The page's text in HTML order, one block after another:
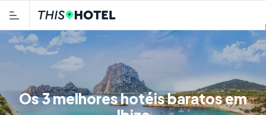
Os 3 melhores hotéis baratos em